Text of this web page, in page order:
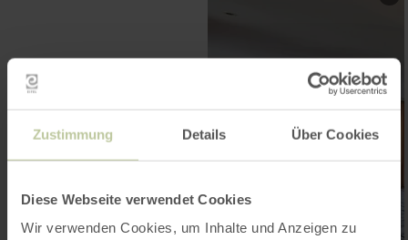
Zustimmung Details Über Cookies
Diese Webseite verwendet Cookies
Wir verwenden Cookies, um Inhalte und Anzeigen zu